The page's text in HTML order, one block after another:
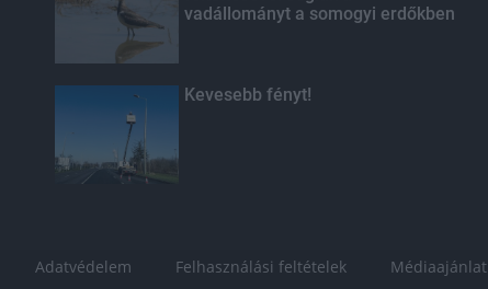
vadállományt a somogyi erdőkben
Kevesebb fényt!
Adatvédelem Felhasználási feltételek Médiaajánlat